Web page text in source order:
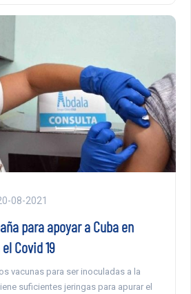
08-2021
para apoyar a Cuba en
Covid 19
vacunas para ser inoculadas a la
suficientes jeringas para apurar el